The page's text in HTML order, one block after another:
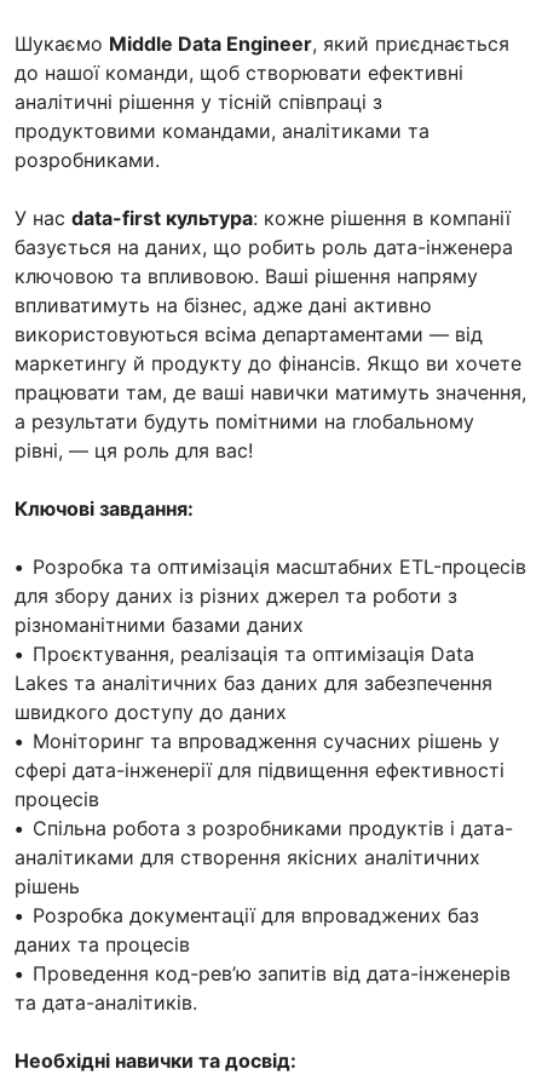
Шукаємо Middle Data Engineer, який приєднається
до нашої команди, щоб створювати ефективні
аналітичні рішення у тісній співпраці з
продуктовими командами, аналітиками та
розробниками.
У нас data-first культура: кожне рішення в компанії
базується на даних, що робить роль дата-інженера
ключовою та впливовою. Ваші рішення напряму
впливатимуть на бізнес, адже дані активно
використовуються всіма департаментами — від
маркетингу й продукту до фінансів. Якщо ви хочете
працювати там, де ваші навички матимуть значення,
а результати будуть помітними на глобальному
рівні, — ця роль для вас!
Ключові завдання:
• Розробка та оптимізація масштабних ETL-процесів
для збору даних із різних джерел та роботи з
різноманітними базами даних
• Проєктування, реалізація та оптимізація Data
Lakes та аналітичних баз даних для забезпечення
швидкого доступу до даних
• Моніторинг та впровадження сучасних рішень у
сфері дата-інженерії для підвищення ефективності
процесів
• Спільна робота з розробниками продуктів і дата-
аналітиками для створення якісних аналітичних
рішень
• Розробка документації для впроваджених баз
даних та процесів
• Проведення код-рев’ю запитів від дата-інженерів
та дата-аналітиків.
Необхідні навички та досвід: